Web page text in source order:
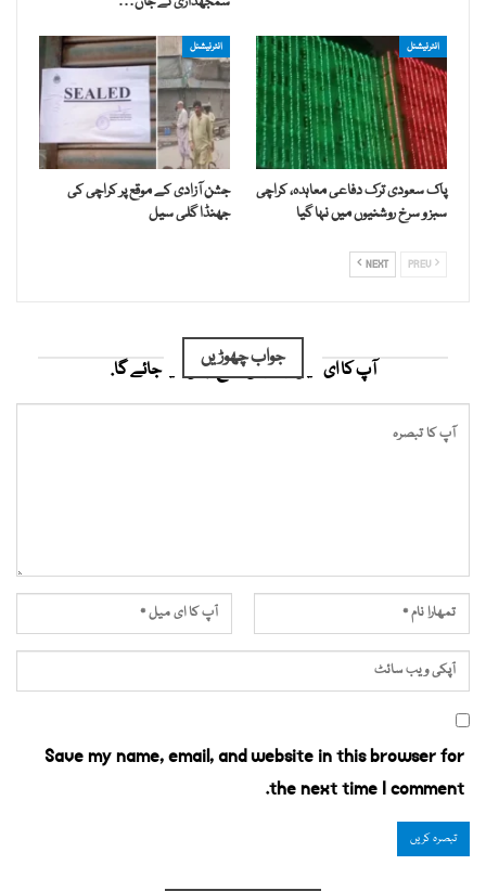
انٹرنیشنل
پاک سعودی ترک دفاعی معاہدہ، کراچی
سبز و سرخ روشنیوں میں نہا گیا
انٹرنیشنل
جشن آزادی کے موقع پر کراچی کی
جھنڈا گلی سیل
NEXT
جواب چھوڑیں
آپ کا ای میل ایڈریس شائع نہیں کیا جائے گا.
Save my name, email, and website in this browser for
the next time I comment.